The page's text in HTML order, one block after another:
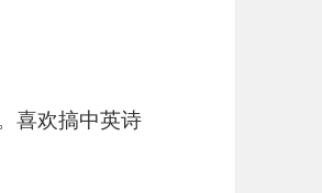
喜欢搞中英诗